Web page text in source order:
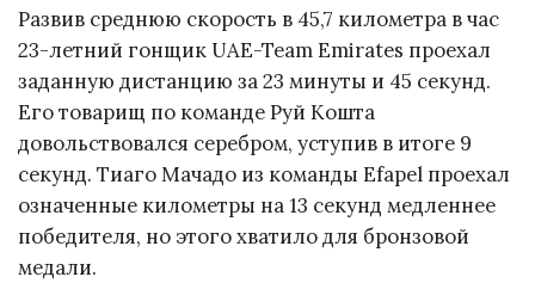
Развив среднюю скорость в 45,7 километра в час
23-летний гонщик UAE-Team Emirates проехал
заданную дистанцию за 23 минуты и 45 секунд.
Его товарищ по команде Руй Кошта
довольствовался серебром, уступив в итоге 9
секунд. Тиаго Мачадо из команды Efapel проехал
означенные километры на 13 секунд медленнее
победителя, но этого хватило для бронзовой
медали.